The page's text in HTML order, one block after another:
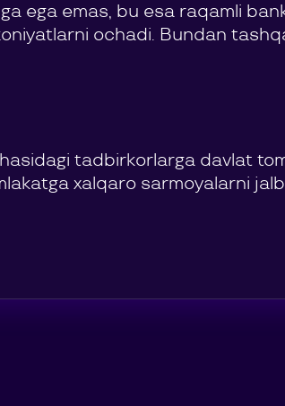
ega emas, bu esa raqamli
ochadi. Bundan
tadbirkorlarga davlat
xalqaro sarmoyalarni